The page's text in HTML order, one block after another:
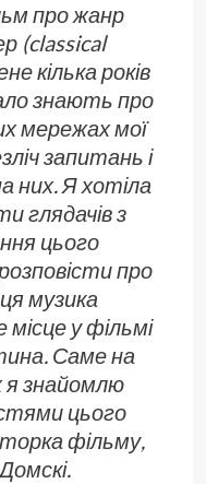
про жанр
(classical
кілька років
знають про
мережах мої
запитань і
них. Я хотіла
глядачів з
цього
про
музика
у фільмі
Саме на
я знайомлю
цього
фільму,